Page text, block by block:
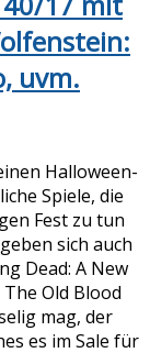
uvm.
Halloween-
Spiele, die
Fest zu tun
sich auch
Dead: A New
Old Blood
mag, der
es im Sale für